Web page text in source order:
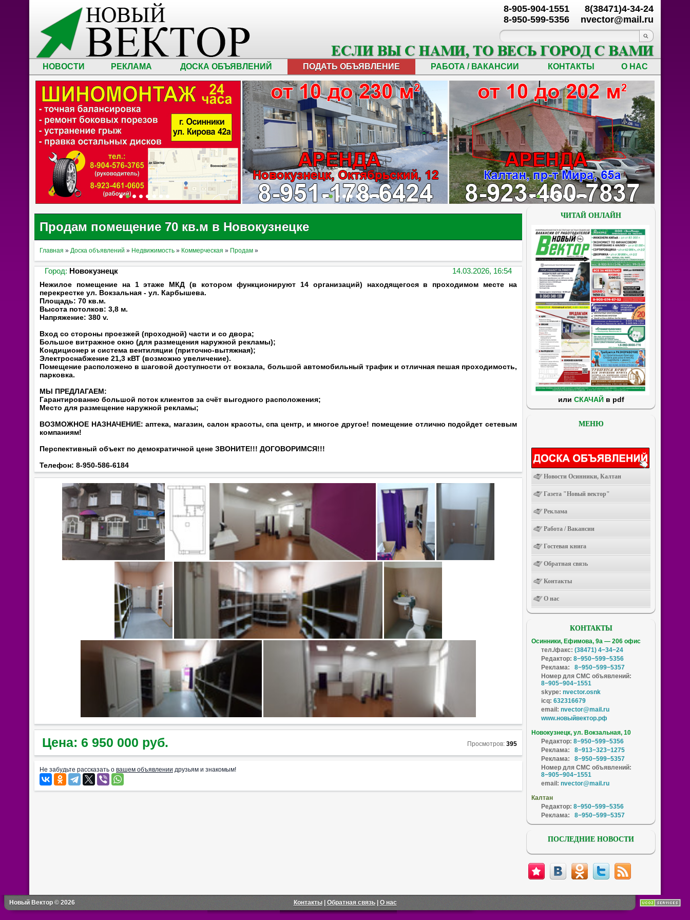
8(38471)4-34-24
nvector@mail.ru
8-905-904-1551
8-950-599-5356
НОВОСТИ РЕКЛАМА ДОСКА ОБЪЯВЛЕНИЙ ПОДАТЬ ОБЪЯВЛЕНИЕ РАБОТА / ВАКАНСИИ КОНТАКТЫ О НАС
Продам помещение 70 кв.м в Новокузнецке
Главная » Доска объявлений » Недвижимость » Коммерческая » Продам »
Город: Новокузнецк 14.03.2026, 16:54
Нежилое помещение на 1 этаже МКД (в котором функционируют 14 организаций) находящегося в проходимом месте на
перекрестке ул. Вокзальная - ул. Карбышева.
Площадь: 70 кв.м.
Высота потолков: 3,8 м.
Напряжение: 380 v.
Вход со стороны проезжей (проходной) части и со двора;
Большое витражное окно (для размещения наружной рекламы);
Кондиционер и система вентиляции (приточно-вытяжная);
Электроснабжение 21,3 кВТ (возможно увеличение).
Помещение расположено в шаговой доступности от вокзала, большой автомобильный трафик и отличная пешая проходимость,
парковка.
МЫ ПРЕДЛАГАЕМ:
Гарантированно большой поток клиентов за счёт выгодного расположения;
Место для размещение наружной рекламы;
ВОЗМОЖНОЕ НАЗНАЧЕНИЕ: аптека, магазин, салон красоты, спа центр, и многое другое! помещение отлично подойдет сетевым
компаниям!
Перспективный объект по демократичной цене ЗВОНИТЕ!!! ДОГОВОРИМСЯ!!!
Телефон: 8-950-586-6184
Цена: 6 950 000 руб. Просмотров: 395
Не забудьте рассказать о вашем объявлении друзьям и знакомым!
ЧИТАЙ ОНЛАЙН
или СКАЧАЙв pdf
МЕНЮ
Новости Осинники, Калтан
Газета "Новый вектор"
Реклама
Работа / Вакансии
Гостевая книга
Обратная связь
Контакты
О нас
КОНТАКТЫ
Осинники, Ефимова, 9а — 206 офис
тел./факс: (38471) 4−34−24
Редактор: 8−950−599−5356
Реклама:
8−950−599−5357
Номер для СМС объявлений:
8−905−904−1551
skype: nvector.osnk
icq: 632316679
email: nvector@mail.ru
www.новыйвектор.рф
Новокузнецк, ул. Вокзальная, 10
Редактор: 8−950−599−5356
Реклама:
8−913−323−1275
Реклама:
8−950−599−5357
Номер для СМС объявлений:
8−905−904−1551
email: nvector@mail.ru
Калтан
Редактор: 8−950−599−5356
Реклама:
8−950−599−5357
ПОСЛЕДНИЕ НОВОСТИ
Новый Вектор © 2026 Контакты| Обратная связь| О нас